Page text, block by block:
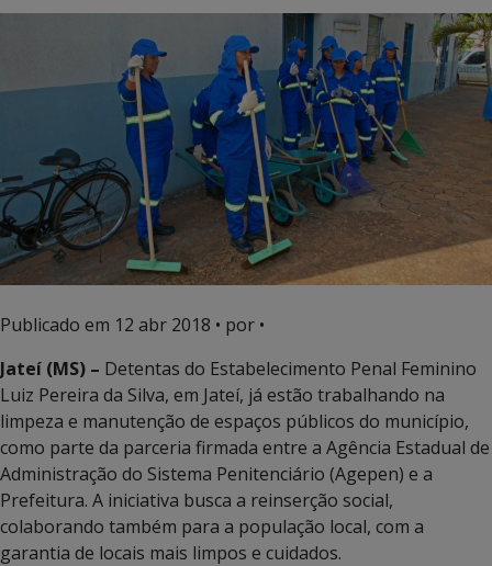
Publicado em 12 abr 2018 • por •
Jateí (MS) – Detentas do Estabelecimento Penal Feminino
Luiz Pereira da Silva, em Jateí, já estão trabalhando na
limpeza e manutenção de espaços públicos do município,
como parte da parceria firmada entre a Agência Estadual de
Administração do Sistema Penitenciário (Agepen) e a
Prefeitura. A iniciativa busca a reinserção social,
colaborando também para a população local, com a
garantia de locais mais limpos e cuidados.